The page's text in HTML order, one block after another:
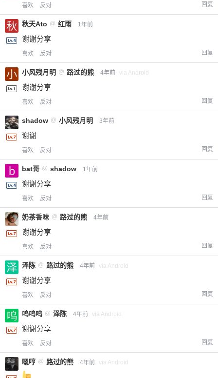
喜欢 反对 回复
秋天Ato @ 红雨 1年前
谢谢分享
喜欢 反对 回复
小风残月明 @ 路过的熊 4年前 via Android
谢谢分享
喜欢 反对 回复
shadow @ 小风残月明 3年前
谢谢
喜欢 反对 回复
bat哥 @ shadow 1年前
谢谢分享
喜欢 反对 回复
奶茶香味 @ 路过的熊 4年前
谢谢分享
喜欢 反对 回复
泽陈 @ 路过的熊 4年前 via Android
谢谢分享
喜欢 反对 回复
呜呜呜 @ 泽陈 4年前 via Android
谢谢分享
喜欢 反对 回复
嗯哼 @ 路过的熊 4年前 via Android